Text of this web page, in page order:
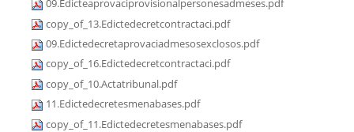
09.Edicteaprovaciprovisionalpersonesadmeses.pdf
copy_of_13.Edictedecretcontractaci.pdf
09.Edictedecretaprovaciadmesosexclosos.pdf
copy_of_16.Edictedecretcontractaci.pdf
copy_of_10.Actatribunal.pdf
11.Edictedecretesmenabases.pdf
copy_of_11.Edictedecretesmenabases.pdf